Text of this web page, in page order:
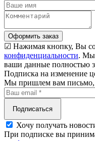
Оформить заказ
☑ Нажимая кнопку, Вы
конфиденциальности. Мы
ваши данные полностью
Подписка на изменение
Мы пришлем вам письмо,
Подписаться
Хочу получать
При подписке вы